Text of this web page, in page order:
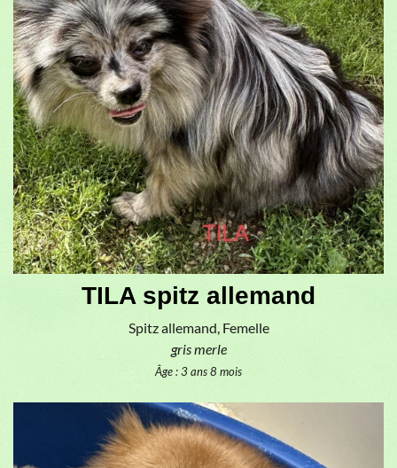
TILA spitz allemand
Spitz allemand, Femelle
gris merle
Âge : 3 ans 8 mois